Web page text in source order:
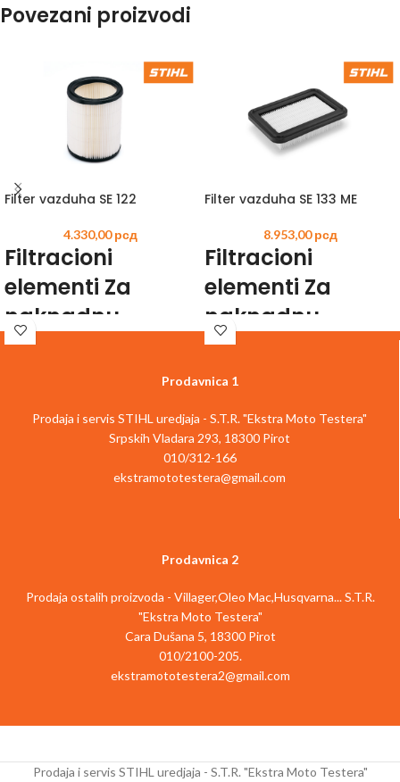
Povezani proizvodi
Filter vazduha SE 122
4.330,00рсд
Filtracioni
elementi Za
naknadnu
ugradnju ili
703 5900
Filter vazduha SE 133 ME
8.953,00рсд
Filtracioni
elementi Za
naknadnu
ugradnju ili
rezervu.
prašine M, sa mogućnošću pranja za SE
133 ME Br. artikla 4786 703 5902
Prodavnica 1
Prodaja i servis STIHL uredjaja - S.T.R. "Ekstra Moto Testera"
Srpskih Vladara 293, 18300 Pirot
010/312-166
ekstramototestera@gmail.com
Prodavnica 2
Prodaja ostalih proizvoda - Villager,Oleo Mac,Husqvarna... S.T.R.
"Ekstra Moto Testera"
Cara Dušana 5, 18300 Pirot
010/2100-205.
ekstramototestera2@gmail.com
Prodaja i servis STIHL uredjaja - S.T.R. "Ekstra Moto Testera"